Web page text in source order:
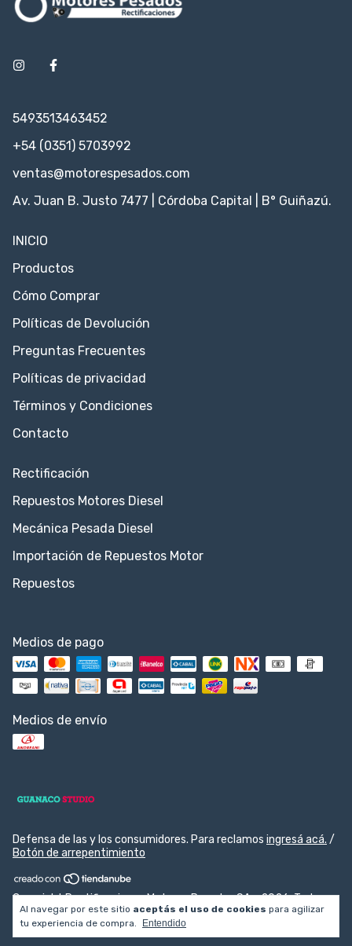
Al navegar por este sitio aceptás el uso de cookies para agilizar
tu experiencia de compra.
Entendido
5493513463452
+54 (0351) 5703992
ventas@motorespesados.com
Av. Juan B. Justo 7477 | Córdoba Capital | B° Guiñazú.
INICIO
Productos
Cómo Comprar
Políticas de Devolución
Preguntas Frecuentes
Políticas de privacidad
Términos y Condiciones
Contacto
Rectificación
Repuestos Motores Diesel
Mecánica Pesada Diesel
Importación de Repuestos Motor
Repuestos
Medios de pago
Medios de envío
Defensa de las y los consumidores. Para reclamos ingresá acá. /
Botón de arrepentimiento
Copyright Rectificaciones Motores Pesados SA - 2026. Todos
los derechos reservados.